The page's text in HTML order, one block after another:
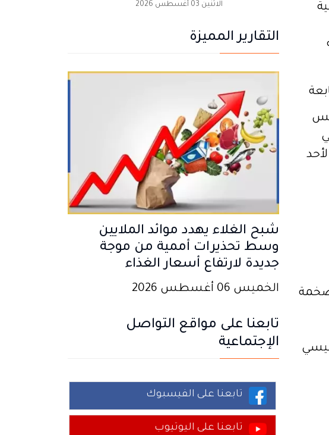
ضخمة
عن 2022، وحصل ميسي
الاثنين 03 أغسطس 2026
التقارير المميزة
شبح الغلاء يهدد موائد الملايين
وسط تحذيرات أممية من موجة
جديدة لارتفاع أسعار الغذاء
الخميس 06 أغسطس 2026
تابعنا على مواقع التواصل
الإجتماعية
تابعنا على الفيسبوك
تابعنا على اليوتيوب